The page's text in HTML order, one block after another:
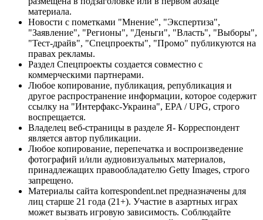
материала.
Новости с пометками "Мнение", "Экспертиза",
"Заявление", "Регионы", "Деньги", "Власть", "Выборы",
"Тест-драйв", "Спецпроекты", "Промо" публикуются на
правах рекламы.
Раздел Спецпроекты создается совместно с
коммерческими партнерами.
Любое копирование, публикация, републикация и
другое распространение информации, которое содержит
ссылку на "Интерфакс-Украина", EPA / UPG, строго
воспрещается.
Владелец веб-страницы в разделе Я- Корреспондент
является автор публикации.
Любое копирование, перепечатка и воспроизведение
фотографий и/или аудиовизуальных материалов,
принадлежащих правообладателю Getty Images, строго
запрещено.
Материалы сайта korrespondent.net предназначены для
лиц старше 21 года (21+). Участие в азартных играх
может вызвать игровую зависимость. Соблюдайте